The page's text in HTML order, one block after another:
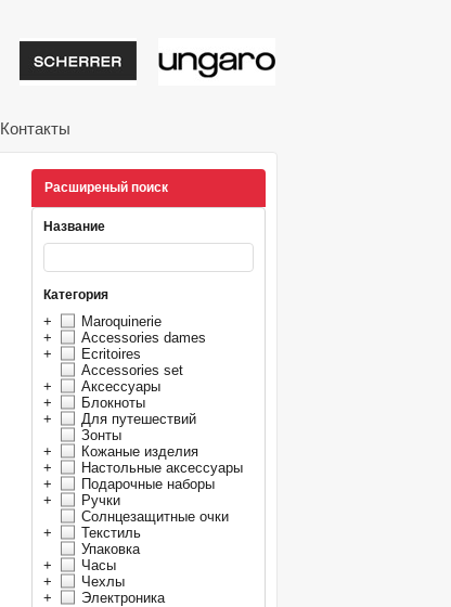
подарки от
Контакты
Расширеный поиск
Название
Категория
+
Maroquinerie
+
Accessories dames
+
Ecritoires
Accessories set
+
Аксессуары
+
Блокноты
+
Для путешествий
Зонты
+
Кожаные изделия
+
Настольные аксессуары
+
Подарочные наборы
+
Ручки
Солнцезащитные очки
+
Текстиль
Упаковка
+
Часы
+
Чехлы
+
Электроника